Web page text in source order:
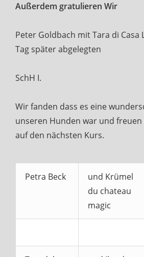
Außerdem gratulieren Wir
Peter Goldbach mit Tara di Casa
Tag später abgelegten
SchH I.
Wir fanden dass es eine
unseren Hunden war und
auf den nächsten Kurs.
Petra Beck
und Krümel
du chateau
magic